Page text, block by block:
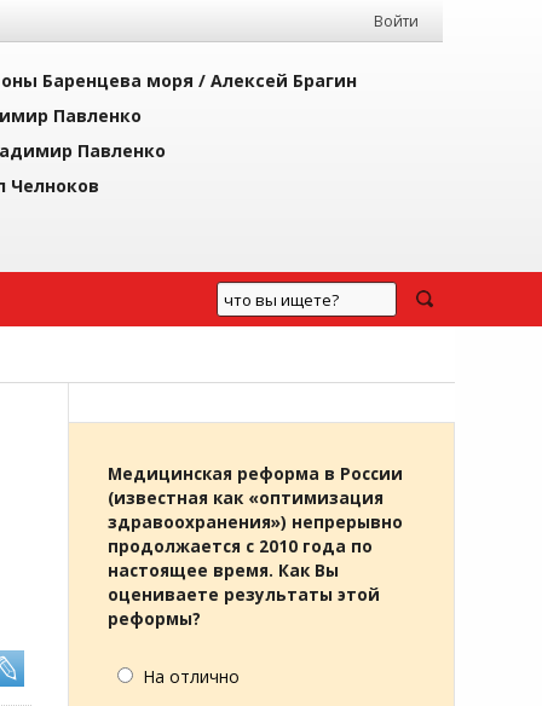
Войти
Баренцева моря / Алексей Брагин
Павленко
Павленко
Челноков
Медицинская реформа в России
(известная как «оптимизация
здравоохранения») непрерывно
продолжается с 2010 года по
настоящее время. Как Вы
оцениваете результаты этой
реформы?
На отлично